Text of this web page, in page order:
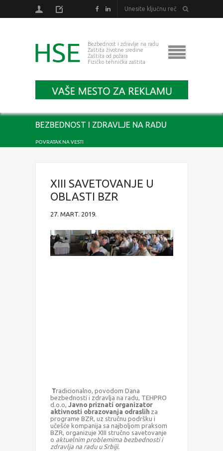
Bezbednost i zdravlje na radu
Zaštita životne sredine
Zaštita od požara
Fizičko tehnička zaštita
BEZBEDNOST I ZDRAVLJE NA RADU
POVRATAK NA VESTI
XIII SAVETOVANJE U
OBLASTI BZR
27. MART. 2019.
Tradicionalno, povodom Dana
bezbednosti i zdravlja na radu, TEHPRO
d.o.o, Javno priznati organizator
aktivnosti obrazovanja odraslihza
programe BZR, uz stručnu podršku i
učešće kompanija sa najboljom praksom
BZR, organizuje XIII stručno savetovanje
o aktuelnim problemima bezbednosti i
zdravlja na radu u Srbiji.